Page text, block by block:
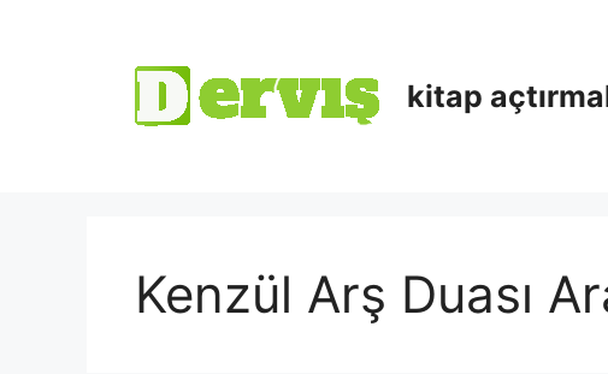
kitap
Kenzül Arş Duası